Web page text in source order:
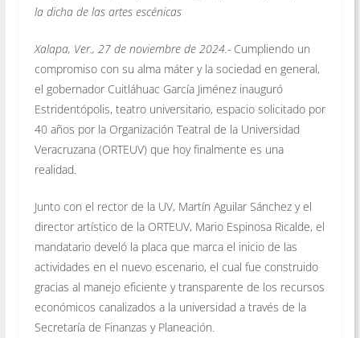
la dicha de las artes escénicas
Xalapa, Ver., 27 de noviembre de 2024.-Cumpliendo un
compromiso con su alma máter y la sociedad en general,
el gobernador Cuitláhuac García Jiménez inauguró
Estridentópolis, teatro universitario, espacio solicitado por
40 años por la Organización Teatral de la Universidad
Veracruzana (ORTEUV) que hoy finalmente es una
realidad.
Junto con el rector de la UV, Martín Aguilar Sánchez y el
director artístico de la ORTEUV, Mario Espinosa Ricalde, el
mandatario develó la placa que marca el inicio de las
actividades en el nuevo escenario, el cual fue construido
gracias al manejo eficiente y transparente de los recursos
económicos canalizados a la universidad a través de la
Secretaría de Finanzas y Planeación.